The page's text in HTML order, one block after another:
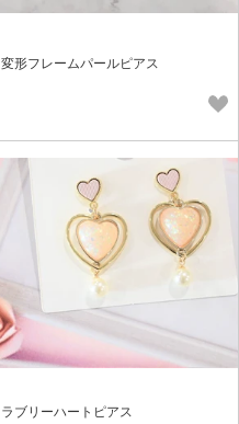
変形フレームパールピアス
ラブリーハートピアス